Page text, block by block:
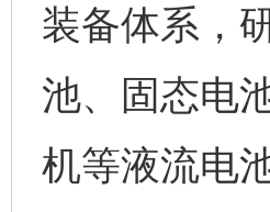
装备体系，
池、固态电
机等液流电